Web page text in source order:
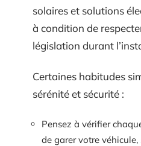
solaires et solutions
à condition de
législation durant
Certaines habitudes
sérénité et sécurité :
Pensez à vérifier
de garer votre